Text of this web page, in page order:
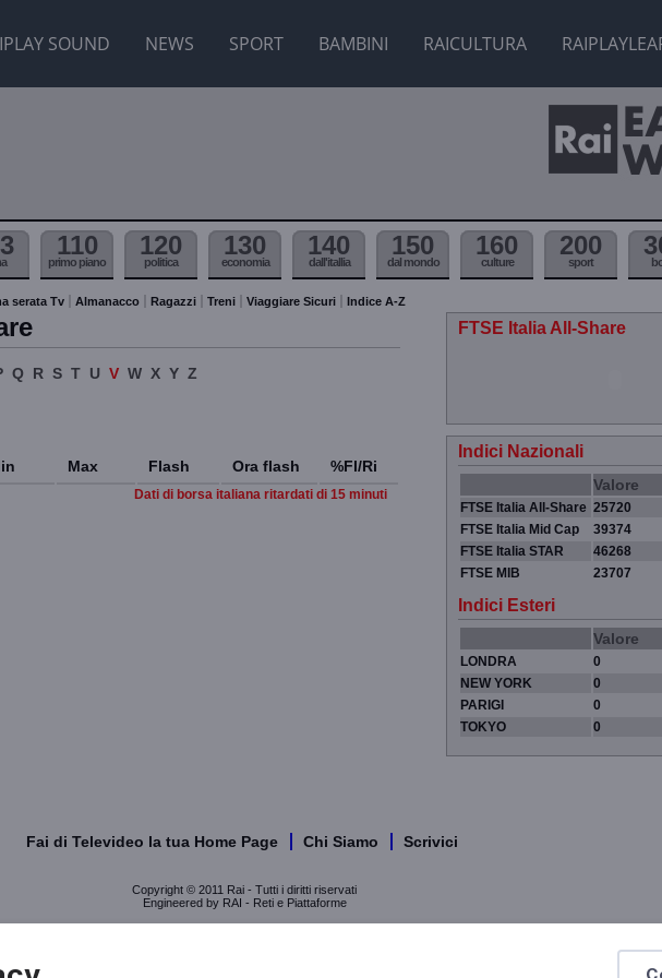
SOUND NEWS SPORT BAMBINI RAICULTURA
110
primo piano
120
politica
130
economia
140
dall'itallia
150
dal mondo
160
culture
200
sport
serata Tv Almanacco Ragazzi Treni Viaggiare Sicuri Indice A-Z
Q R S T U V W X Y Z
Max Flash Ora flash %Fl/Ri
Dati di borsa italiana ritardati di 15 minuti
FTSE Italia All-Share
Indici Nazionali
Valore
FTSE Italia All-Share 25720
FTSE Italia Mid Cap
39374
FTSE Italia STAR
46268
FTSE MIB
23707
Indici Esteri
Valore
LONDRA 0
NEW YORK
0
PARIGI
0
TOKYO
0
Fai di Televideo la tua Home Page Chi Siamo Scrivici
Copyright © 2011 Rai - Tutti i diritti riservati
Engineered by RAI - Reti e Piattaforme